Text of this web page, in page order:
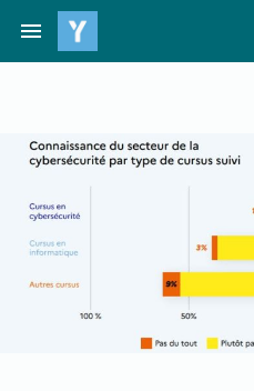
contenu
menu